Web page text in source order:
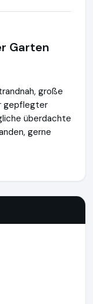
Garten
große
gepflegter
überdachte
gerne